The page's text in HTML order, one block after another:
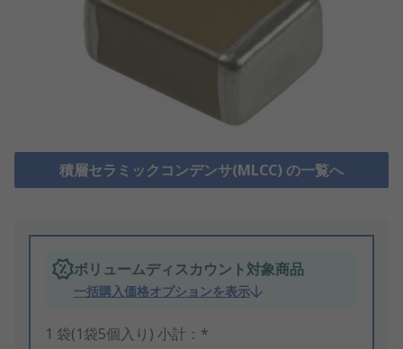
積層セラミックコンデンサ(MLCC) の一覧へ
ボリュームディスカウント対象商品
一括購入価格オプションを表示
1 袋(1袋5個入り) 小計：*